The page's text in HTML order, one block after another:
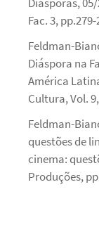
Fac. 3,
Feldman-
Diáspora na
América
Cultura, Vol.
Feldman-
questões de
cinema:
Produções,